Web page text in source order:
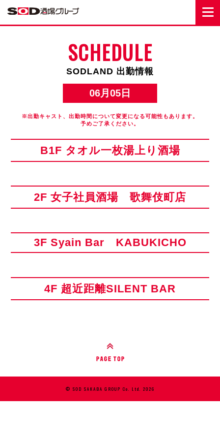
SCHEDULE
SODLAND 出勤情報
06月05日
※出勤キャスト、出勤時間について変更になる可能性もあります。
予めご了承ください。
B1F タオル一枚湯上り酒場
2F 女子社員酒場 歌舞伎町店
3F Syain Bar KABUKICHO
4F 超近距離SILENT BAR
© SOD SAKABA GROUP Co. Ltd. 2026